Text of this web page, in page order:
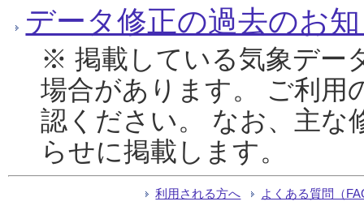
データ修正の過去のお
※ 掲載している気象デー
場合があります。 ご利用
認ください。 なお、主な
らせに掲載します。
利用される方へ よくある質問（